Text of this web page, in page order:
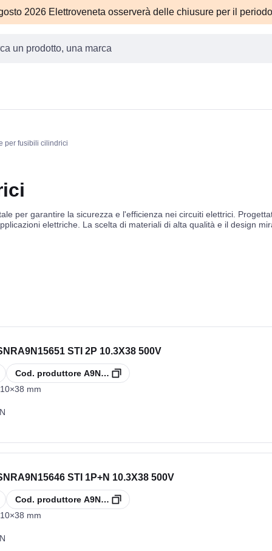
2026 Elettroveneta osserverà delle chiusure per il
per fusibili cilindrici
per garantire la sicurezza e l'efficienza nei circuiti elettrici.
elettriche. La scelta di materiali di alta qualità e il design
STI 2P 10.3X38 500V
copiaCod. produttore A9N15651
10×38 mm
STI 1P+N 10.3X38 500V
copiaCod. produttore A9N15646
10×38 mm